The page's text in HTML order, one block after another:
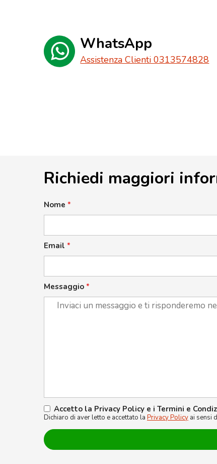
WhatsApp
Assistenza Clienti 0313574828
Richiedi maggiori
Nome *
Email *
Messaggio *
Accetto la Privacy Policy e i Termini e
Dichiaro di aver letto e accettato la Privacy Policy ai sensi